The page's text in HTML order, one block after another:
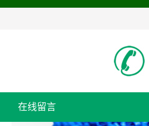
在线留言